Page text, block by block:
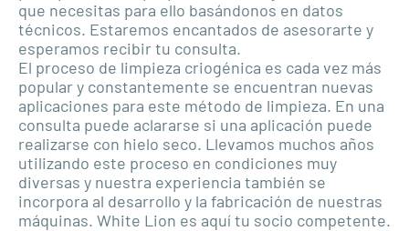
que necesitas para ello basándonos en datos
técnicos. Estaremos encantados de asesorarte y
esperamos recibir tu consulta.
El proceso de limpieza criogénica es cada vez más
popular y constantemente se encuentran nuevas
aplicaciones para este método de limpieza. En una
consulta puede aclararse si una aplicación puede
realizarse con hielo seco. Llevamos muchos años
utilizando este proceso en condiciones muy
diversas y nuestra experiencia también se
incorpora al desarrollo y la fabricación de nuestras
máquinas. White Lion es aquí tu socio competente.